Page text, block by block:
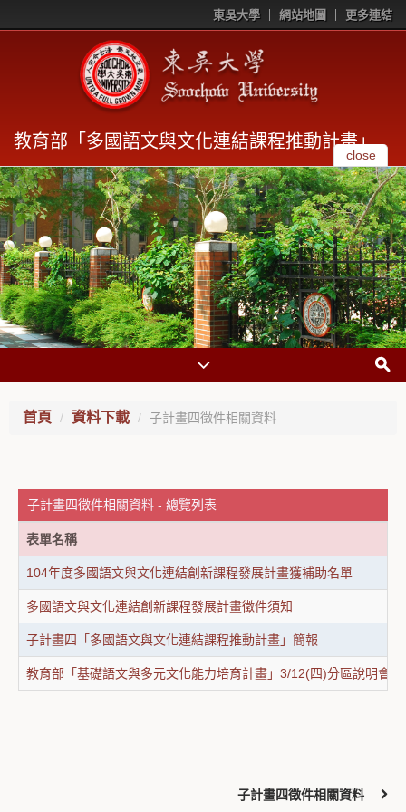
東吳大學 網站地圖 更多連結
教育部「多國語文與文化連結課程推動計畫」
close
首頁 資料下載 子計畫四徵件相關資料
子計畫四徵件相關資料 - 總覽列表
表單名稱
104年度多國語文與文化連結創新課程發展計畫獲補助名單
多國語文與文化連結創新課程發展計畫徵件須知
子計畫四「多國語文與文化連結課程推動計畫」簡報
教育部「基礎語文與多元文化能力培育計畫」3/12(四)分區說明會簡
子計畫四徵件相關資料